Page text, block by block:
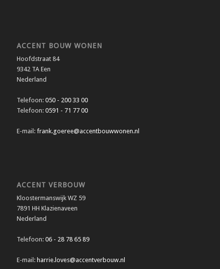
ACCENT BOUW WONEN
Hoofdstraat 84
9342 TA Een
Nederland
Telefoon: 050 - 200 33 00
Telefoon: 0591 - 71 77 00
E-mail: frank.goeree@accentbouwwonen.nl
ACCENT VERBOUW
Kloostermanswijk WZ 59
7891 HH Klazienaveen
Nederland
Telefoon:06 - 28 78 65 89
E-mail: harrie.loves@accentverbouw.nl